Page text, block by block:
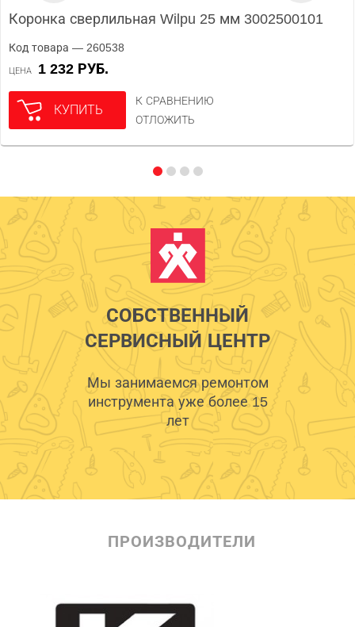
Коронка сверлильная Wilpu 25 мм 3002500101
Код товара — 260538
ЦЕНА 1 232 РУБ.
КУПИТЬ
К СРАВНЕНИЮ
ОТЛОЖИТЬ
СОБСТВЕННЫЙ
СЕРВИСНЫЙ ЦЕНТР
Мы занимаемся ремонтом
инструмента уже более 15
лет
ПРОИЗВОДИТЕЛИ